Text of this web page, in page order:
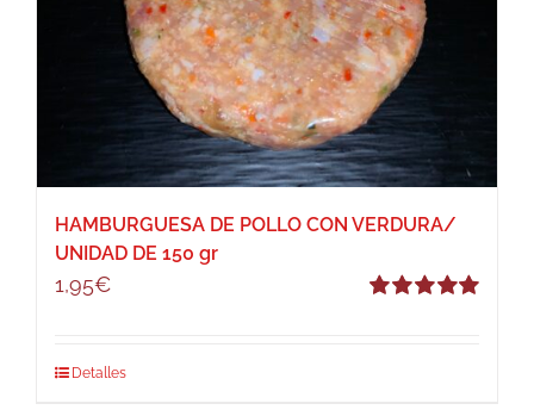
HAMBURGUESA DE POLLO CON VERDURA/
UNIDAD DE 150 gr
1,95€
Detalles